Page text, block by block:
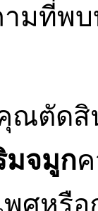
มที่พ
คุณตัด
มจมูก
พศหรื